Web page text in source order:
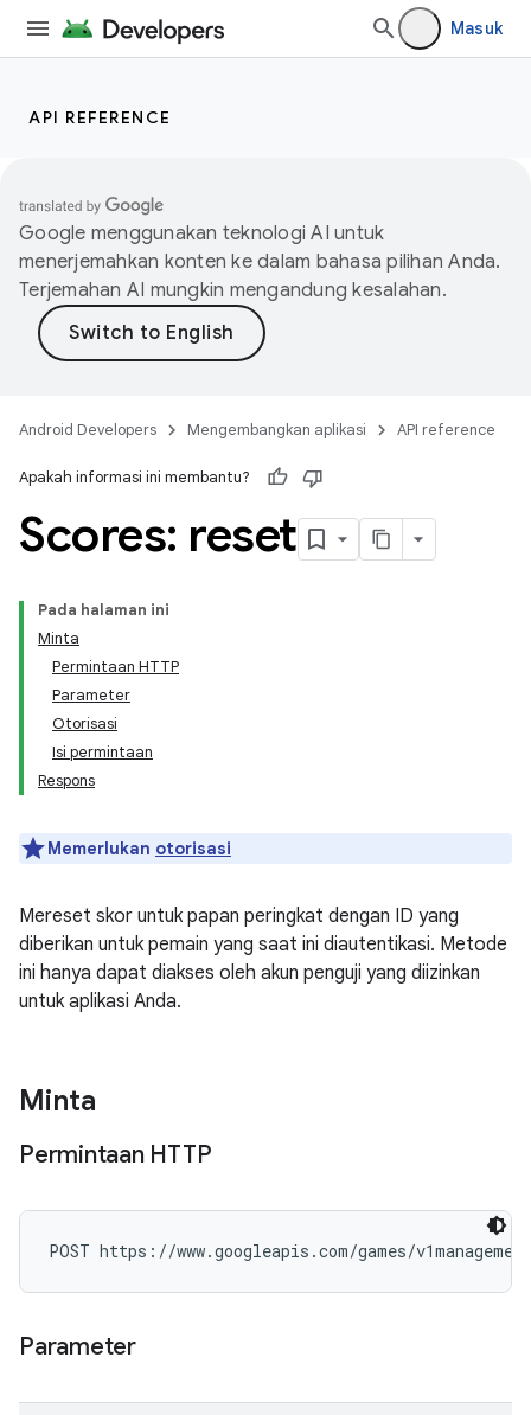
Masuk
API REFERENCE
Google menggunakan teknologi AI untuk
menerjemahkan konten ke dalam bahasa pilihan Anda.
Terjemahan AI mungkin mengandung kesalahan.
Android Developers Mengembangkan aplikasi API reference
Apakah informasi ini membantu?
Scores: reset
Pada halaman ini
Minta
Permintaan HTTP
Parameter
Otorisasi
Isi permintaan
Respons
Memerlukan otorisasi
Mereset skor untuk papan peringkat dengan ID yang
diberikan untuk pemain yang saat ini diautentikasi. Metode
ini hanya dapat diakses oleh akun penguji yang diizinkan
untuk aplikasi Anda.
Minta
Permintaan HTTP
POST https://www.googleapis.com/games/
Parameter